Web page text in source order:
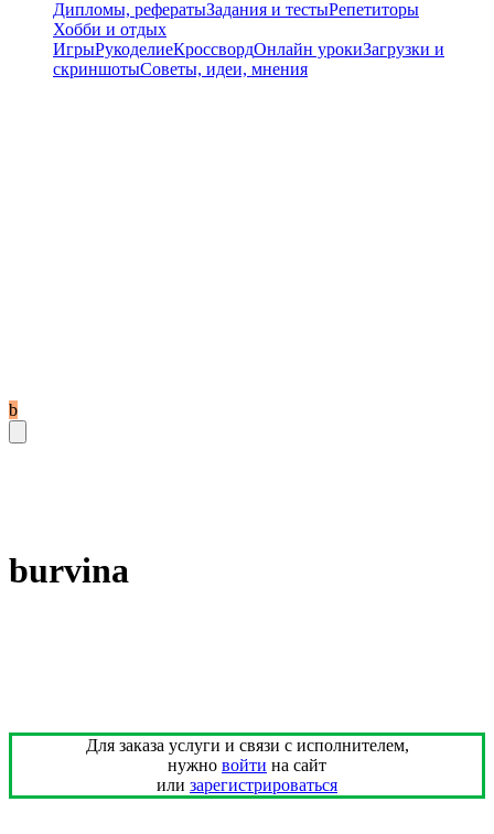
Дипломы, рефератыЗадания и тестыРепетиторы
Хобби и отдых
ИгрыРукоделиеКроссвордОнлайн урокиЗагрузки и
скриншотыСоветы, идеи, мнения
b
burvina
Для заказа услуги и связи с исполнителем,
нужно войти на сайт
или зарегистрироваться